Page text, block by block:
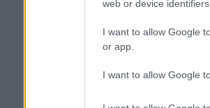
web or device identifiers
I want to allow Google
or app.
I want to allow Google